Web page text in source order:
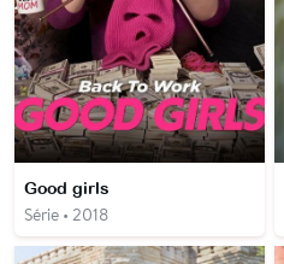
Good girls
Série • 2018